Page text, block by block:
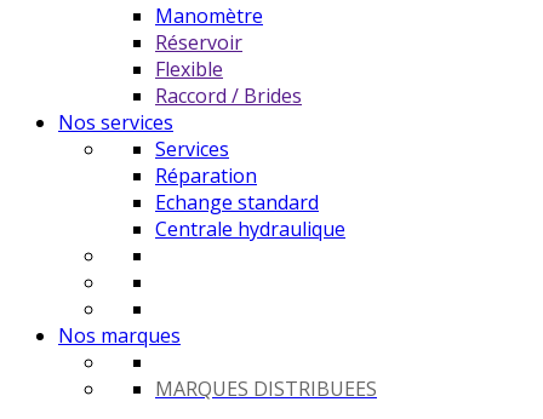
Manomètre
Réservoir
Flexible
Raccord / Brides
Nos services
Services
Réparation
Echange standard
Centrale hydraulique
Nos marques
MARQUES DISTRIBUEES